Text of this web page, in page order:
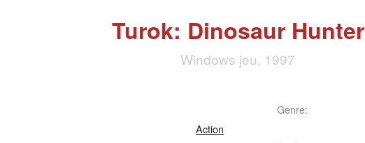
Turok: Dinosaur Hunter
Windows jeu, 1997
Genre:
Action